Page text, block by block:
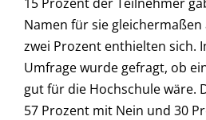
Namen für sie gleichermaßen
zwei Prozent enthielten sich.
Umfrage wurde gefragt, ob
gut für die Hochschule wäre.
57 Prozent mit Nein und 30